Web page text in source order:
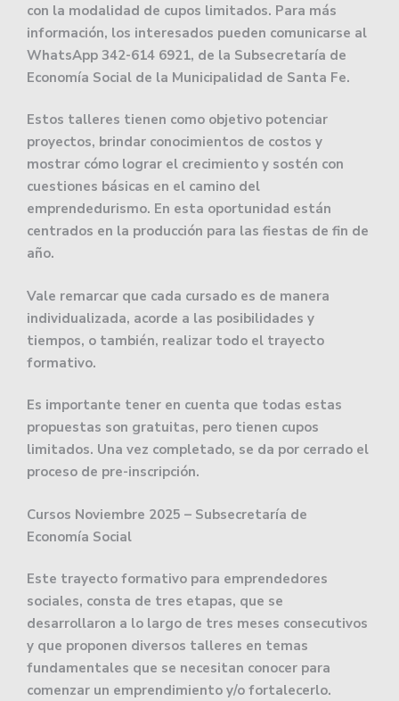
con la modalidad de cupos limitados. Para más
información, los interesados pueden comunicarse al
WhatsApp 342-614 6921, de la Subsecretaría de
Economía Social de la Municipalidad de Santa Fe.
Estos talleres tienen como objetivo potenciar
proyectos, brindar conocimientos de costos y
mostrar cómo lograr el crecimiento y sostén con
cuestiones básicas en el camino del
emprendedurismo. En esta oportunidad están
centrados en la producción para las fiestas de fin de
año.
Vale remarcar que cada cursado es de manera
individualizada, acorde a las posibilidades y
tiempos, o también, realizar todo el trayecto
formativo.
Es importante tener en cuenta que todas estas
propuestas son gratuitas, pero tienen cupos
limitados. Una vez completado, se da por cerrado el
proceso de pre-inscripción.
Cursos Noviembre 2025 – Subsecretaría de
Economía Social
Este trayecto formativo para emprendedores
sociales, consta de tres etapas, que se
desarrollaron a lo largo de tres meses consecutivos
y que proponen diversos talleres en temas
fundamentales que se necesitan conocer para
comenzar un emprendimiento y/o fortalecerlo.